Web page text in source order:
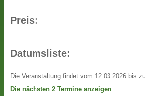
Preis:
Datumsliste:
Die Veranstaltung findet vom 12.03.2026 bis
Die nächsten 2 Termine anzeigen